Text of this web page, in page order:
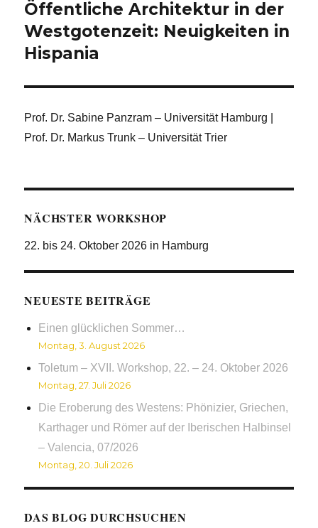
Nächster
Beitrag:
Öffentliche Architektur in der
Westgotenzeit: Neuigkeiten in
Hispania
Prof. Dr. Sabine Panzram – Universität Hamburg |
Prof. Dr. Markus Trunk – Universität Trier
NÄCHSTER WORKSHOP
22. bis 24. Oktober 2026 in Hamburg
NEUESTE BEITRÄGE
Einen glücklichen Sommer…
Montag, 3. August 2026
Toletum – XVII. Workshop, 22. – 24. Oktober 2026
Montag, 27. Juli 2026
Die Eroberung des Westens: Phönizier, Griechen,
Karthager und Römer auf der Iberischen Halbinsel
– Valencia, 07/2026
Montag, 20. Juli 2026
DAS BLOG DURCHSUCHEN